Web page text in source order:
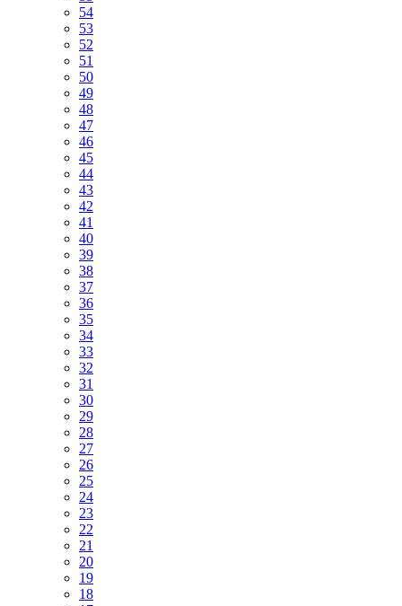
54
53
52
51
50
49
48
47
46
45
44
43
42
41
40
39
38
37
36
35
34
33
32
31
30
29
28
27
26
25
24
23
22
21
20
19
18